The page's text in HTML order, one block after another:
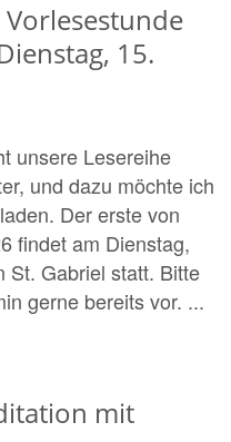
Vorlesestunde
15.
unsere Lesereihe
und dazu möchte ich
Der erste von
findet am Dienstag,
St. Gabriel statt. Bitte
gerne bereits vor. ...
mit